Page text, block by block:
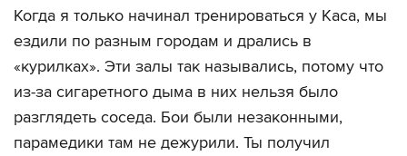
Когда я только начинал тренироваться у Каса, мы
ездили по разным городам и дрались в
«курилках». Эти залы так назывались, потому что
из-за сигаретного дыма в них нельзя было
разглядеть соседа. Бои были незаконными,
парамедики там не дежурили. Ты получил